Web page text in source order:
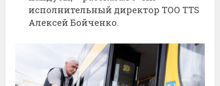
исполнительный директор ТОО ТТS
Алексей Бойченко.